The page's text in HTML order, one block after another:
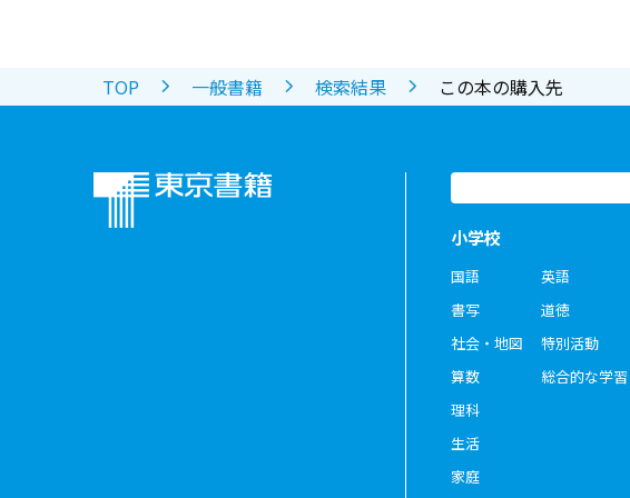
TOP 一般書籍 検索結果 この本の購入先
小学校
国語
書写
社会・地図
算数
理科
生活
家庭
英語
道徳
特別活動
総合的な学習